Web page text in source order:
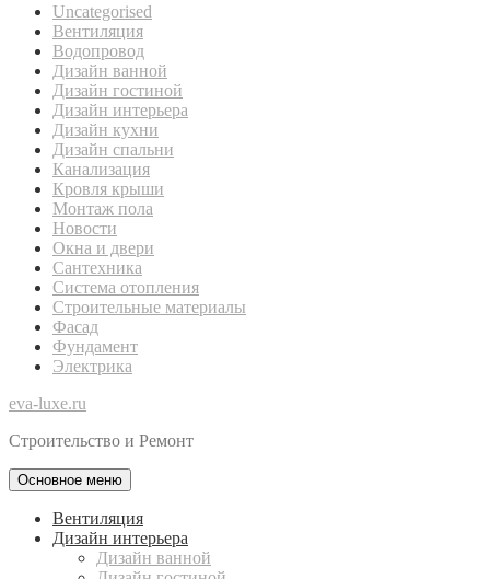
Uncategorised
Вентиляция
Водопровод
Дизайн ванной
Дизайн гостиной
Дизайн интерьера
Дизайн кухни
Дизайн спальни
Канализация
Кровля крыши
Монтаж пола
Новости
Окна и двери
Сантехника
Система отопления
Строительные материалы
Фасад
Фундамент
Электрика
eva-luxe.ru
Строительство и Ремонт
Основное меню
Вентиляция
Дизайн интерьера
Дизайн ванной